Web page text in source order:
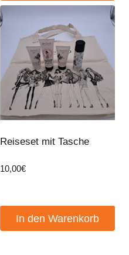
Reiseset mit Tasche
10,00€
In den Warenkorb